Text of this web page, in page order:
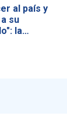
al país y
su
la…